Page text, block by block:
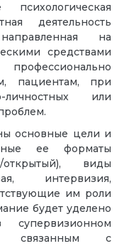
деятельность
направленная на
средствами
пациентам, при
личностных или
основные цели и
ее форматы
открытый), виды
интервизия,
им роли
будет уделено
связанным с